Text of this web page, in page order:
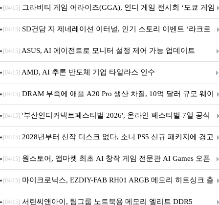
내 정식 출시
[04/15] 그라비티 게임 어라이즈(GGA), 인디 게임 전시회 ‘도쿄 게임
던전 13’ 참가!
[04/15] SD건담 지 제네레이션 이터널, 인기 스토리 이벤트 ‘라크로
아의 용사’ 재개최 및 풍성한 기념 이벤트 실시!
[04/15] ASUS, AI 에이전트로 모니터 설정 제어 가능 업데이트
[04/15] AMD, AI 추론 반도체 기업 타알라스 인수
[04/15] DRAM 부족에 애플 A20 Pro 생산 차질, 10억 달러 규모 웨이
퍼 대기
[04/15] '부산인디커넥트페스티벌 2026', 온라인 페스티벌 7일 공식
개막... 22일간 진행
[04/15] 2028년부터 신작 디스크 없다, 소니 PS5 신규 패키지에 경고
문 추가
[04/15] 원스토어, 앱마켓 최초 AI 창작 게임 전문관 AI Games 오픈
[04/15] 마이크로닉스, EZDIY-FAB RH01 ARGB 메모리 히트싱크 출
시
[04/15] 서린씨앤아이, 팀그룹 노트북용 메모리 엘리트 DDR5